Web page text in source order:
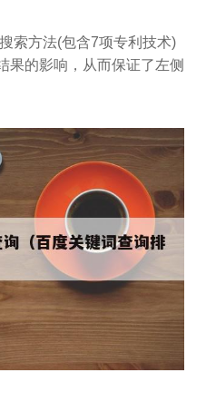
索方法(包含7项专利技术)
果的影响，从而保证了左侧